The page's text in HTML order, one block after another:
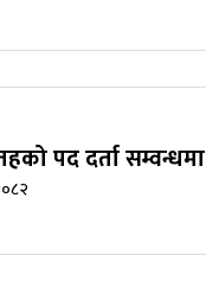
पद दर्ता सम्वन्धमा